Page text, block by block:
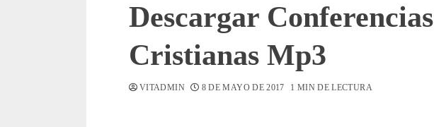
Descargar Conferencias
Cristianas Mp3
VITADMIN 8 DE MAYO DE 2017 1 MIN DE LECTURA